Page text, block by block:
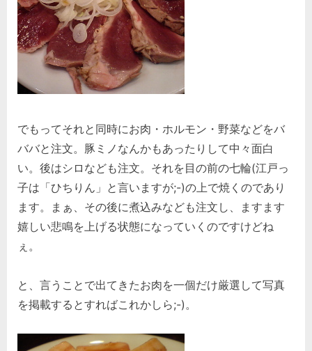
でもってそれと同時にお肉・ホルモン・野菜などをバ
ババと注文。豚ミノなんかもあったりして中々面白
い。後はシロなども注文。それを目の前の七輪(江戸っ
子は「ひちりん」と言いますが;-)の上で焼くのであり
ます。まぁ、その後に煮込みなども注文し、ますます
嬉しい悲鳴を上げる状態になっていくのですけどね
ぇ。
と、言うことで出てきたお肉を一個だけ厳選して写真
を掲載するとすればこれかしら;-)。